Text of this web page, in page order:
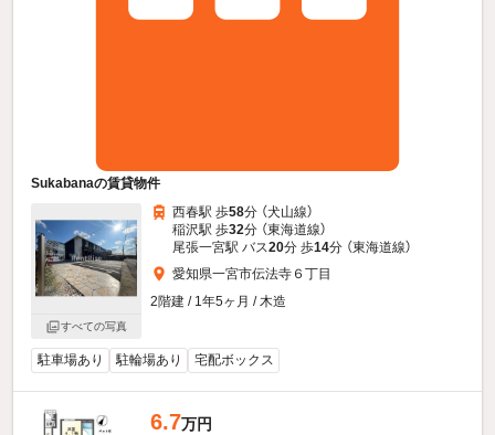
Sukabanaの賃貸物件
すべての写真
西春駅 歩58分 （犬山線）
稲沢駅 歩32分 （東海道線）
尾張一宮駅 バス20分 歩14分 （東海道線）
愛知県一宮市伝法寺６丁目
2階建 / 1年5ヶ月 / 木造
駐車場あり 駐輪場あり 宅配ボックス
6.7万円